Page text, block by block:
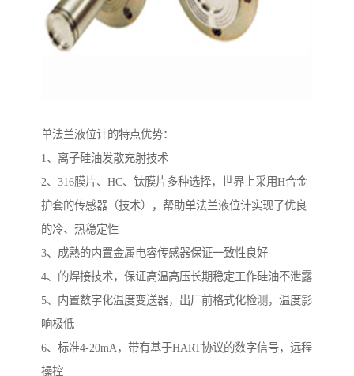
单法兰液位计的特点优势：
1、离子硅油发散充射技术
2、316膜片、HC、钛膜片多种选择，世界上采用H合金
护套的传感器（技术），帮助单法兰液位计实现了优良
的冷、热稳定性
3、成熟的内置金属电容传感器保证一致性良好
4、的焊接技术，保证高温高压长期稳定工作硅油不泄露
5、内置数字化温度变送器，出厂前格式化检测，温度影
响极低
6、标准4-20mA，带有基于HART协议的数字信号，远程
操控